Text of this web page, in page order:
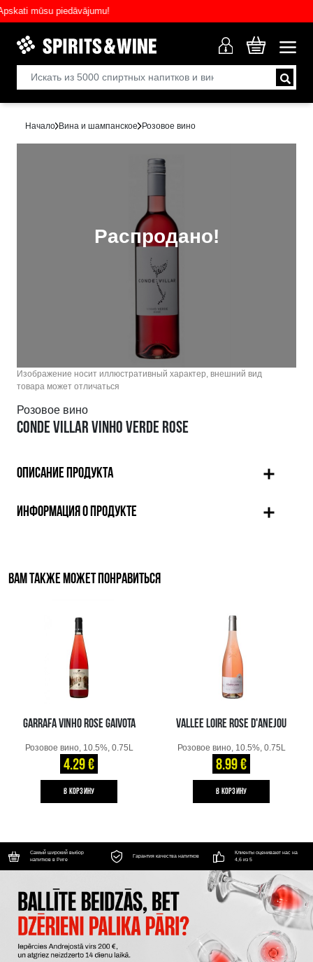
mūsu piedāvājumu!
Начало Вина и шампанское Розовое вино
Распродано!
Изображение носит иллюстративный характер, внешний вид
товара может отличаться
Розовое вино
CONDE VILLAR VINHO VERDE ROSE
ОПИСАНИЕ ПРОДУКТА
ИНФОРМАЦИЯ О ПРОДУКТЕ
ВАМ ТАКЖЕ МОЖЕТ ПОНРАВИТЬСЯ
GARRAFA VINHO ROSE GAIVOTA
Розовое вино, 10.5%, 0.75L
4.29 €
B КОРЗИНУ
VALLEE LOIRE ROSE D'ANEJOU
Розовое вино, 10.5%, 0.75L
8.99 €
B КОРЗИНУ
Самый широкий выбор
напитков в Риге
Гарантия качества напитков
Клиенты оценивают нас на
4,6 из 5